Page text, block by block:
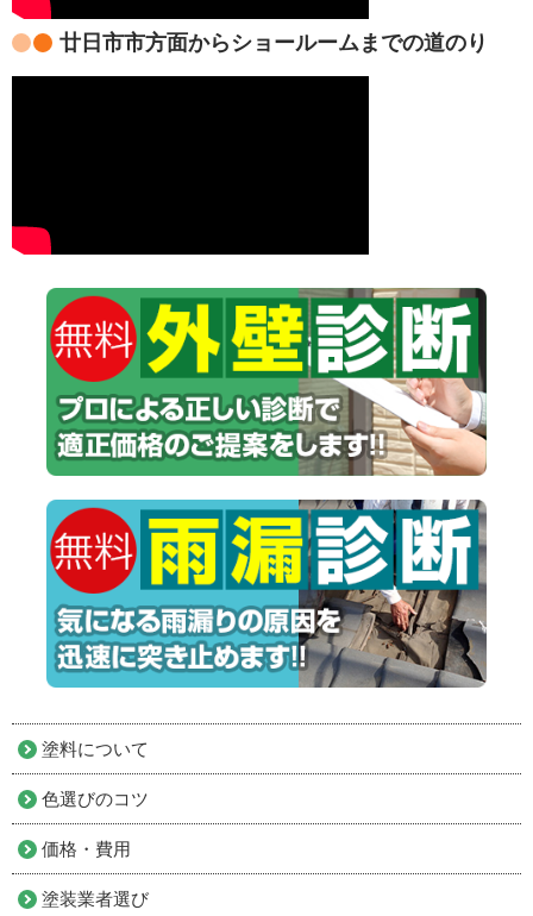
廿日市市方面からショールームまでの道のり
塗料について
色選びのコツ
価格・費用
塗装業者選び